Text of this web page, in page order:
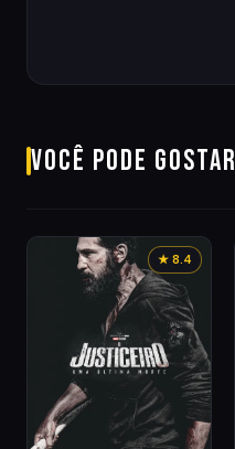
Você pode gostar
★ 8.4